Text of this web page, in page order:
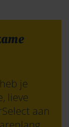
je
lieve
aan